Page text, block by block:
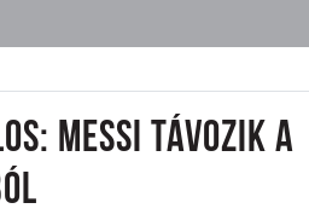
Messi távozik a